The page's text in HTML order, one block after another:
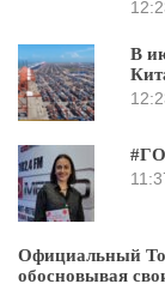
В
Официальный
обосновывая